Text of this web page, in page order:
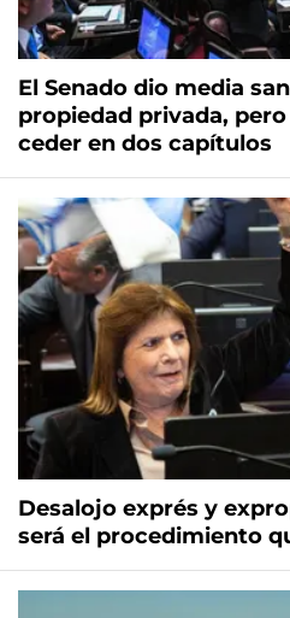
El Senado dio media
propiedad privada,
ceder en dos capítulos
Desalojo exprés y
será el procedimiento